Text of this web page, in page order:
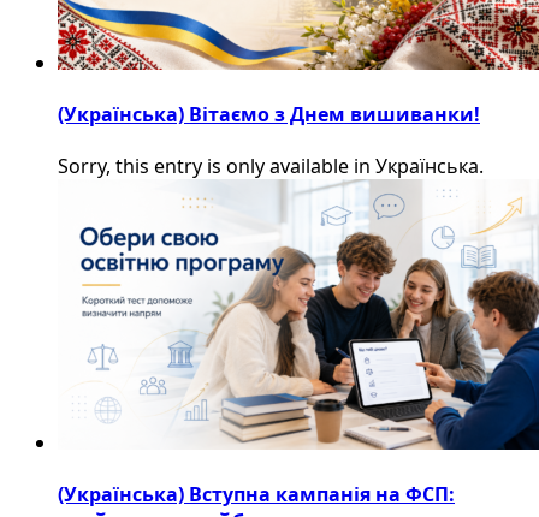
(Українська) Вітаємо з Днем вишиванки!
Sorry, this entry is only available in Українська.
(Українська) Вступна кампанія на ФСП: